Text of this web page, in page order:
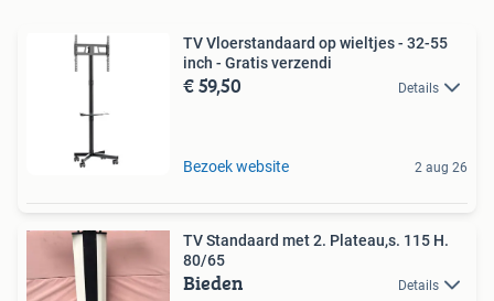
TV Vloerstandaard op wieltjes - 32-55
inch - Gratis verzendi
€ 59,50 Details
Bezoek website 2 aug 26
TV Standaard met 2. Plateau,s. 115 H.
80/65
Bieden Details